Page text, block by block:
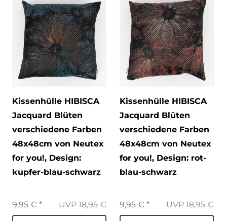
Kissenhülle HIBISCA
Jacquard Blüten
verschiedene Farben
48x48cm von Neutex
for you!, Design:
kupfer-blau-schwarz
UVP 18,95 €
9,95 € *
Kissenhülle HIBISCA
Jacquard Blüten
verschiedene Farben
48x48cm von Neutex
for you!, Design: rot-
blau-schwarz
UVP 18,95 €
9,95 € *